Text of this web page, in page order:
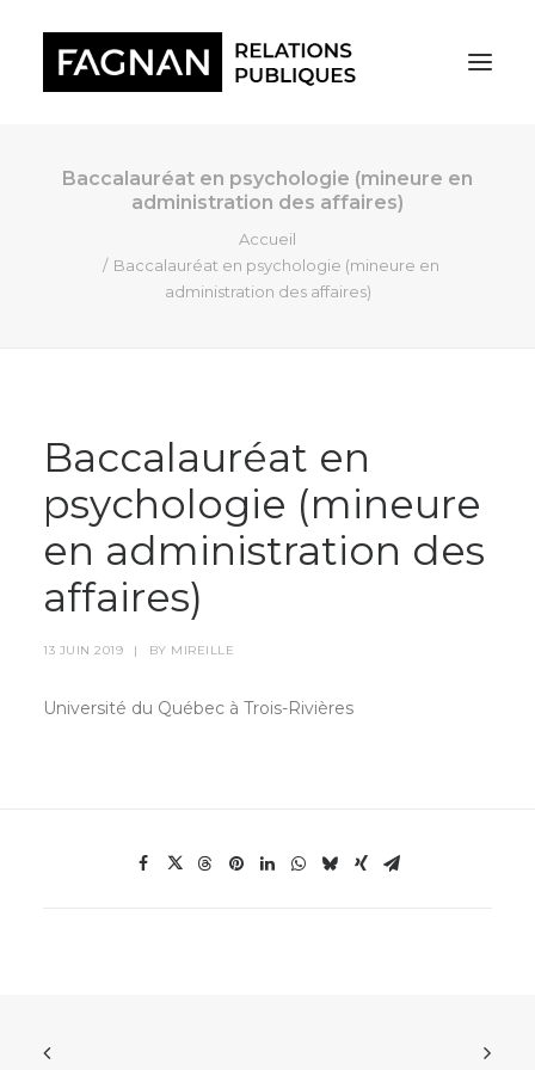
RECHERCHE
Baccalauréat en psychologie (mineure en
administration des affaires)
Accueil
Baccalauréat en psychologie (mineure en
administration des affaires)
Baccalauréat en
psychologie (mineure
en administration des
affaires)
13 JUIN 2019 | BY MIREILLE
Université du Québec à Trois-Rivières